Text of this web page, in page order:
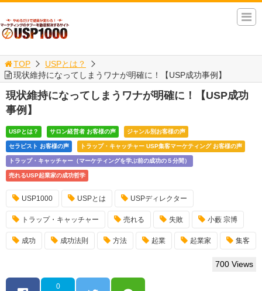
TOP
USPとは？
現状維持になってしまうワナが明確に！【USP成功事例】
現状維持になってしまうワナが明確に！【USP成功
事例】
USPとは？ サロン経営者 お客様の声 ジャンル別お客様の声
セラピスト お客様の声 トラップ・キャッチャー USP集客マーケティング お客様の声
トラップ・キャッチャー（マーケティングを学ぶ前の成功の５分間）
売れるUSP起業家の成功哲学
USP1000 USPとは USPディレクター
トラップ・キャッチャー 売れる 失敗 小藪 宗博
成功 成功法則 方法 起業 起業家 集客
700 Views
0